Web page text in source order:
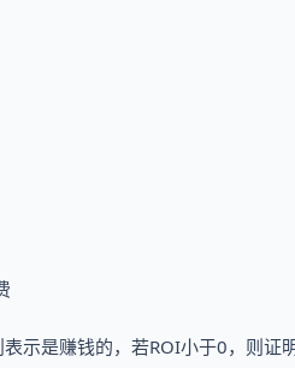
示是赚钱的，若ROI小于0，则